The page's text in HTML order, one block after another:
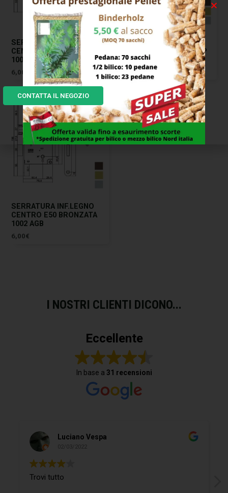
SERRATURA INF.LEGNO
CENTRO E50 OTTONATA
1002 AGB
6,00
SERRATURA INF.LEGNO
CENTRO E50 CROMO OP
1002 AGB
€
SERRATURA INF.LEGNO
CENTRO E50 BRONZATA
1002 AGB
6,00€
I NOSTRI CLIENTI DICONO...
Eccellente
In base a 31 recensioni
Luciano Vespa
02/03/2022
Trovi tutto
CONTATTA IL NEGOZIO